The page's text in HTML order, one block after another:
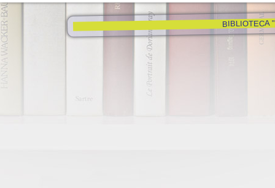
BIBLIOTECA